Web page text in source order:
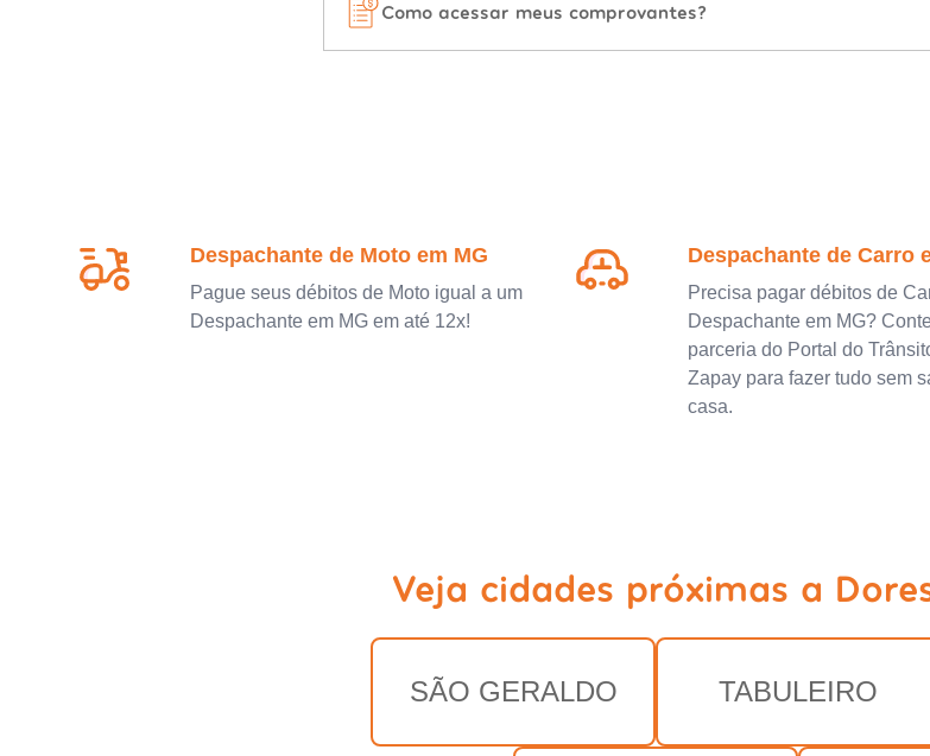
Como acessar meus comprovantes?
Despachante de Moto em MG
Pague seus débitos de Moto igual a um
Despachante em MG em até 12x!
Despachante de Carro
Precisa pagar débitos de
Despachante em MG?
parceria do Portal do
Zapay para fazer tudo sem
casa.
Veja cidades próximas a
SÃO GERALDO TABULEIRO